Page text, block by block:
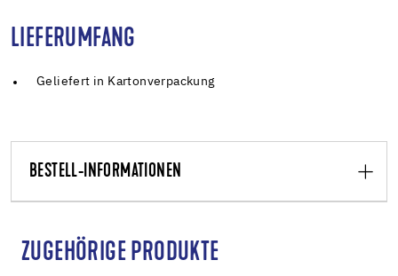
LIEFERUMFANG
Geliefert in Kartonverpackung
BESTELL-INFORMATIONEN
ZUGEHÖRIGE PRODUKTE